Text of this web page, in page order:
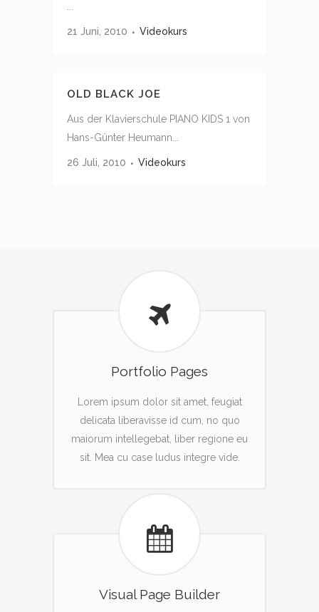
...
21 Juni, 2010 Videokurs
OLD BLACK JOE
Aus der Klavierschule PIANO KIDS 1 von
Hans-Günter Heumann...
26 Juli, 2010 Videokurs
Portfolio Pages
Lorem ipsum dolor sit amet, feugiat
delicata liberavisse id cum, no quo
maiorum intellegebat, liber regione eu
sit. Mea cu case ludus integre vide.
Visual Page Builder